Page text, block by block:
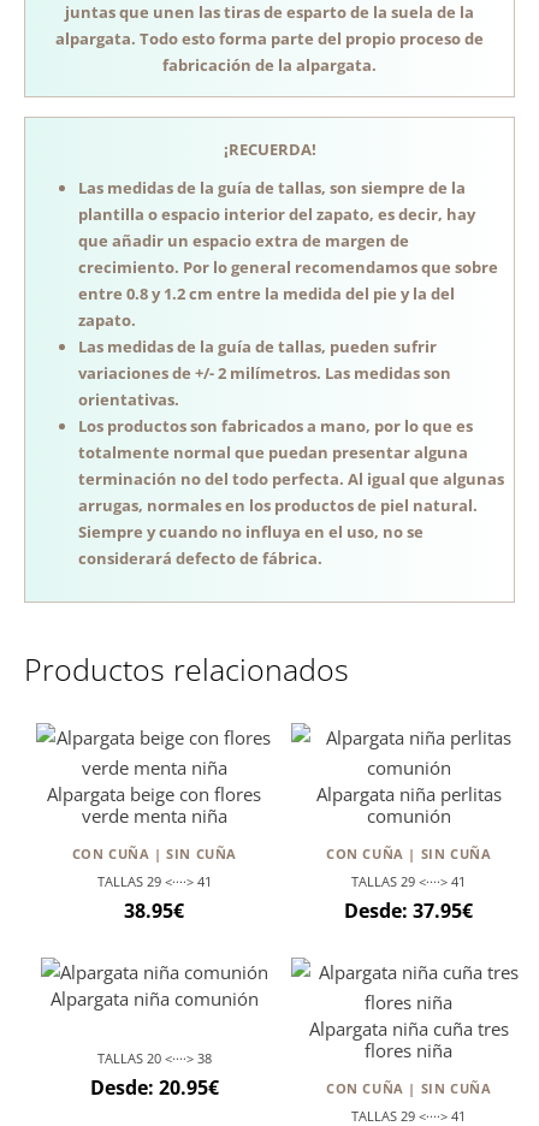
juntas que unen las tiras de esparto de la suela de la
alpargata. Todo esto forma parte del propio proceso de
fabricación de la alpargata.
¡RECUERDA!
Las medidas de la guía de tallas, son siempre de la
plantilla o espacio interior del zapato, es decir, hay
que añadir un espacio extra de margen de
crecimiento. Por lo general recomendamos que sobre
entre 0.8 y 1.2 cm entre la medida del pie y la del
zapato.
Las medidas de la guía de tallas, pueden sufrir
variaciones de +/- 2 milímetros. Las medidas son
orientativas.
Los productos son fabricados a mano, por lo que es
totalmente normal que puedan presentar alguna
terminación no del todo perfecta. Al igual que algunas
arrugas, normales en los productos de piel natural.
Siempre y cuando no influya en el uso, no se
considerará defecto de fábrica.
Productos relacionados
Alpargata beige con flores
verde menta niña
CON CUÑA | SIN CUÑA
TALLAS 29 <····> 41
38.95€
Alpargata niña perlitas
comunión
CON CUÑA | SIN CUÑA
TALLAS 29 <····> 41
Desde:37.95€
Alpargata niña comunión
TALLAS 20 <····> 38
Desde: 20.95€
Alpargata niña cuña tres
flores niña
CON CUÑA | SIN CUÑA
TALLAS 29 <····> 41